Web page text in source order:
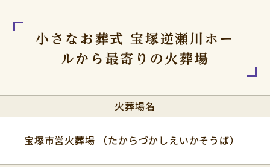
小さなお葬式 宝塚逆瀬川ホー
ルから 最寄りの火葬場
火葬場名
宝塚市営火葬場 （たからづかしえいかそうば）